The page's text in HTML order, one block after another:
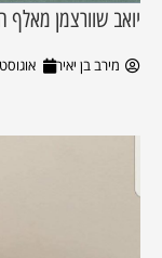
יואב שוורצמן מאלף
מירב בן יאיר אוגוסט 4,